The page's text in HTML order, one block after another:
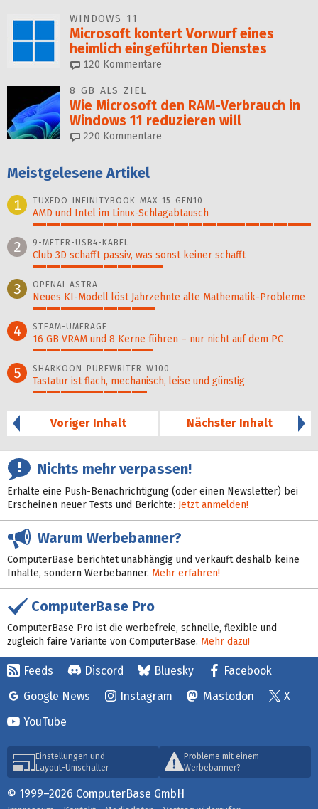
WINDOWS 11
Microsoft kontert Vorwurf eines
heimlich eingeführten Dienstes
120 Kommentare
8 GB ALS ZIEL
Wie Microsoft den RAM-Verbrauch in
Windows 11 reduzieren will
220 Kommentare
Meistgelesene Artikel
1
TUXEDO INFINITYBOOK MAX 15 GEN10
AMD und Intel im Linux-Schlagabtausch
2 9-METER-USB4-KABEL
Club 3D schafft passiv, was sonst keiner schafft
3 OPENAI ASTRA
Neues KI-Modell löst Jahr­zehn­te alte Ma­thematik-Pro­ble­me
4 STEAM-UMFRAGE
16 GB VRAM und 8 Kerne führen – nur nicht auf dem PC
5 SHARKOON PUREWRITER W100
Tastatur ist flach, mechanisch, leise und günstig
Voriger Inhalt
Nächster Inhalt
Nichts mehr verpassen!
Erhalte eine Push-Benachrichtigung (oder einen Newsletter) bei
Erscheinen neuer Tests und Berichte: Jetzt anmelden!
Warum Werbebanner?
ComputerBase berichtet unabhängig und verkauft deshalb keine
Inhalte, sondern Werbebanner. Mehr erfahren!
ComputerBase Pro
ComputerBase Pro ist die werbefreie, schnelle, flexible und
zugleich faire Variante von ComputerBase. Mehr dazu!
Feeds Discord Bluesky
Facebook
Google News
Instagram Mastodon
X
YouTube
Einstellungen und
Layout-Umschalter
Probleme mit einem
Werbebanner?
© 1999–2026 ComputerBase GmbH